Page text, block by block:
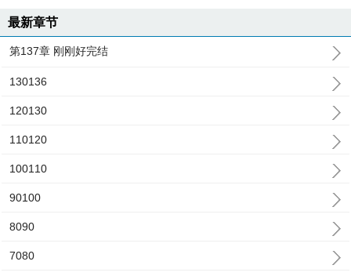
最新章节
第137章 刚刚好完结
130136
120130
110120
100110
90100
8090
7080